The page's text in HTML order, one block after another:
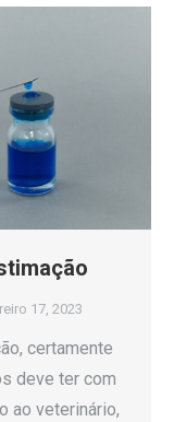
17, 2023
certamente
deve ter com
ao veterinário,